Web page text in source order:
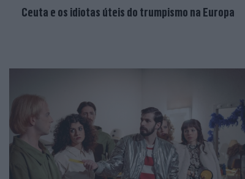
Ceuta e os idiotas úteis do trumpismo na Europa